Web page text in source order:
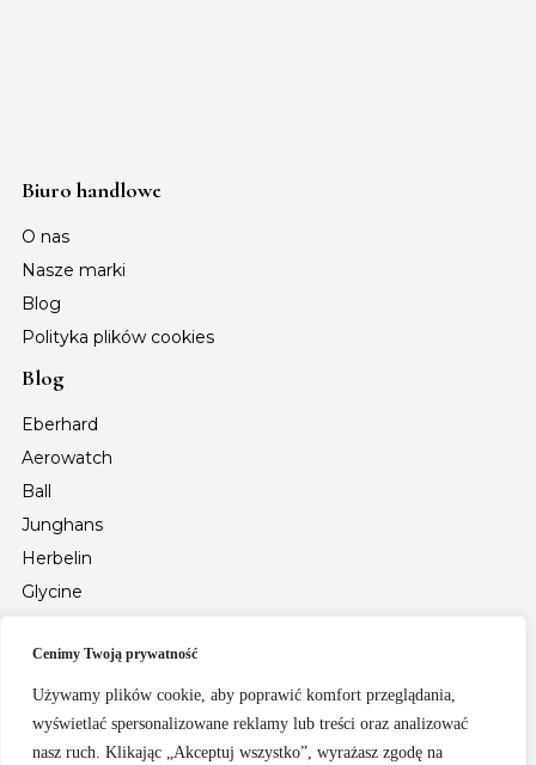
Cenimy Twoją prywatność
Używamy plików cookie, aby poprawić komfort przeglądania,
wyświetlać spersonalizowane reklamy lub treści oraz analizować
nasz ruch. Klikając „Akceptuj wszystko”, wyrażasz zgodę na
Biuro handlowe
O nas
Nasze marki
Blog
Polityka plików cookies
Blog
Eberhard
Aerowatch
Ball
Junghans
Herbelin
Glycine
Tsar Bomba
Fiyta
Santa Barbara Polo & Racquet Club
Rochet